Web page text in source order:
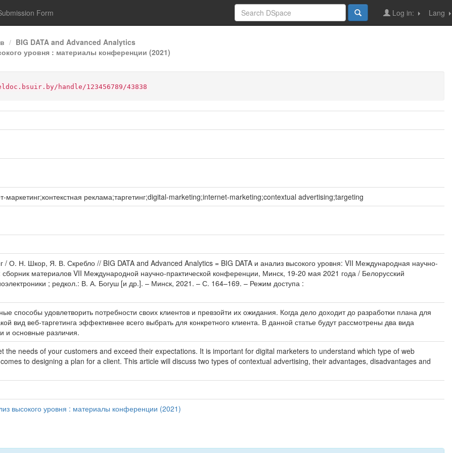
Form Lang
Log in:
BIG DATA and Advanced Analytics
уровня : материалы конференции (2021)
handle/123456789/43838
реклама;таргетинг;digital-marketing;internet-marketing;contextual advertising;targeting
/ О. Н. Шкор, Я. В. Скребло // BIG DATA and Advanced Analytics = BIG DATA и анализ высокого уровня: VII Международная научно-
материалов VII Международной научно-практической конференции, Минск, 19-20 мая 2021 года / Белорусский
; редкол.: В. А. Богуш [и др.]. – Минск, 2021. – С. 164–169. – Режим доступа :
способы удовлетворить потребности своих клиентов и превзойти их ожидания. Когда дело доходит до разработки плана для
вид веб-таргетинга эффективнее всего выбрать для конкретного клиента. В данной статье будут рассмотрены два вида
и основные различия.
the needs of your customers and exceed their expectations. It is important for digital marketers to understand which type of web
to designing a plan for a client. This article will discuss two types of contextual advertising, their advantages, disadvantages and
высокого уровня : материалы конференции (2021)